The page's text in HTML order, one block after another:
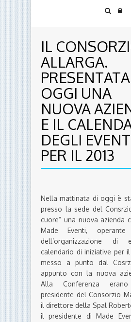
IL
ALLARGA.
PRESENTATA
OGGI UNA
NUOVA
E IL
DEGLI
PER IL 2013
Nella mattinata di oggi è
presso la sede del
cuore” una nuova azienda
Made Eventi,
dell’organizzazione
calendario di iniziative per
messo a punto dal
appunto con la nuova
Alla Conferenza
presidente del Consorzio
il direttore della Spal
il presidente di Made